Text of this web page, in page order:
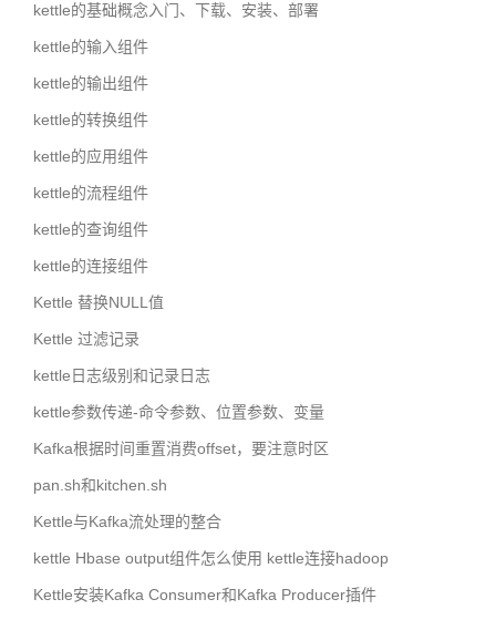
kettle的基础概念入门、下载、安装、部署
kettle的输入组件
kettle的输出组件
kettle的转换组件
kettle的应用组件
kettle的流程组件
kettle的查询组件
kettle的连接组件
Kettle 替换NULL值
Kettle 过滤记录
kettle日志级别和记录日志
kettle参数传递-命令参数、位置参数、变量
Kafka根据时间重置消费offset，要注意时区
pan.sh和kitchen.sh
Kettle与Kafka流处理的整合
kettle Hbase output组件怎么使用 kettle连接hadoop
Kettle安装Kafka Consumer和Kafka Producer插件